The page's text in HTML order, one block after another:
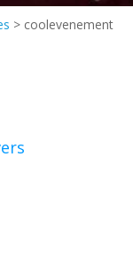
> coolevenement